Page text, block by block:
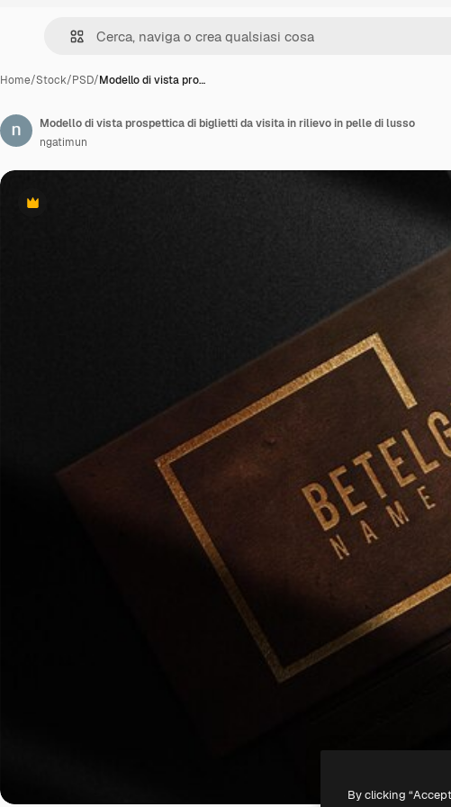
Home/Stock/PSD/Modello di vista pro…
Premium
Modello di vista prospettica di biglietti da visita in rilievo in pelle di lusso
ngatimun
By clicking